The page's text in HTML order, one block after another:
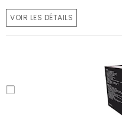
VOIR LES DÉTAILS